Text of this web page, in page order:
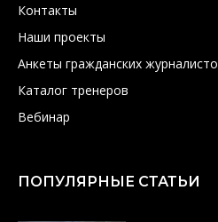
Контакты
Наши проекты
Анкеты гражданских
Каталог тренеров
Вебинар
ПОПУЛЯРНЫЕ СТАТЬИ